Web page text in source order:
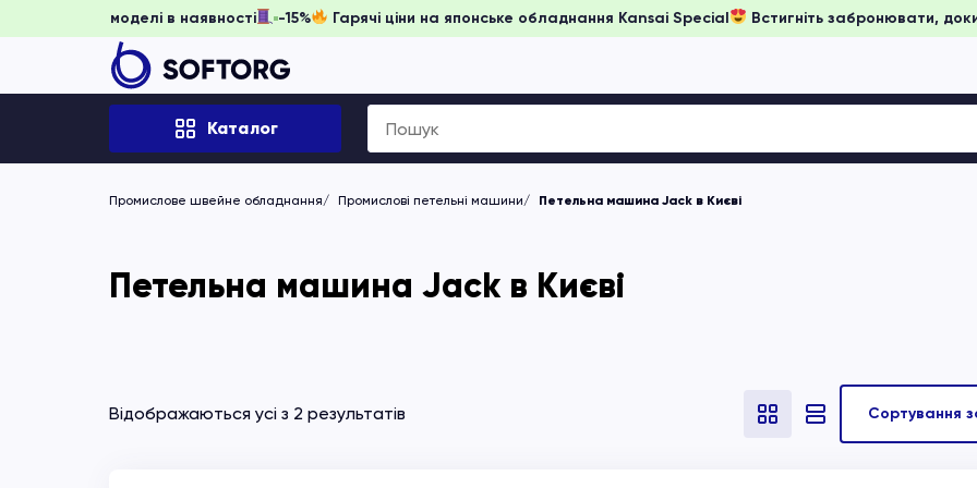
забронювати, доки моделі в наявності -15% Гарячі ціни на японське обладнання Kansai Special Встигніть
Каталог
Search
for:
Промислове швейне обладнання Промислові петельні машини Петельна машина Jack в Києві
Петельна машина Jack в Києві
Відображаються усі з 2 результатів